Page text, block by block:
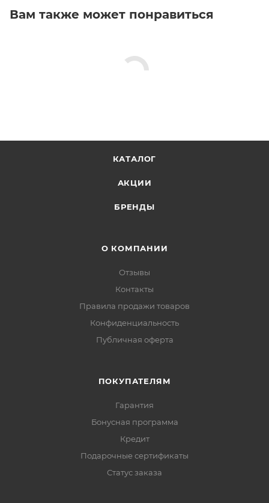
Вам также может понравиться
КАТАЛОГ
АКЦИИ
БРЕНДЫ
О КОМПАНИИ
Отзывы
Контакты
Правила продажи товаров
Конфиденциальность
Публичная оферта
ПОКУПАТЕЛЯМ
Гарантия
Бонусная программа
Кредит
Подарочные сертификаты
Статус заказа